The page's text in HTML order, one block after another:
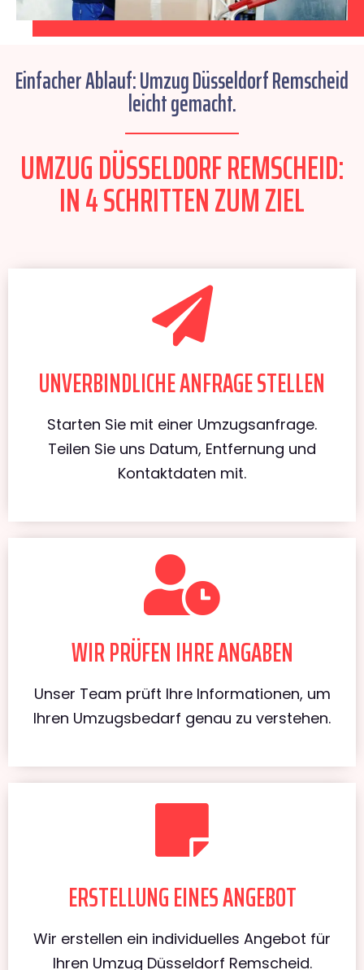
Einfacher Ablauf: Umzug Düsseldorf Remscheid
leicht gemacht.
UMZUG DÜSSELDORF REMSCHEID:
IN 4 SCHRITTEN ZUM ZIEL
UNVERBINDLICHE ANFRAGE STELLEN
Starten Sie mit einer Umzugsanfrage.
Teilen Sie uns Datum, Entfernung und
Kontaktdaten mit.
WIR PRÜFEN IHRE ANGABEN
Unser Team prüft Ihre Informationen, um
Ihren Umzugsbedarf genau zu verstehen.
ERSTELLUNG EINES ANGEBOT
Wir erstellen ein individuelles Angebot für
Ihren Umzug Düsseldorf Remscheid.